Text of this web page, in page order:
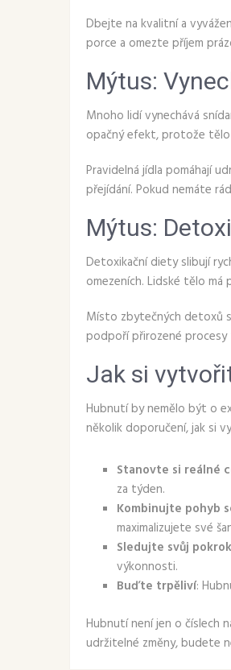
Dbejte na kvalitní a
porce a omezte příjem
Mýtus:
Mnoho lidí vynechává
opačný efekt, protože tělo
Pravidelná jídla pomáhají
přejídání. Pokud nemáte
Mýtus:
Detoxikační diety slibují
omezeních. Lidské tělo má
Místo zbytečných detoxů
podpoří přirozené
Jak si
Hubnutí by nemělo být o
několik doporučení, jak si
Stanovte si reálné
za týden.
Kombinujte pohyb
maximalizujete své
Sledujte svůj pokrok
výkonnosti.
Buďte trpěliví:
Hubnutí není jen o číslech
udržitelné změny, budete